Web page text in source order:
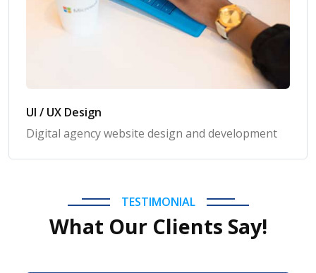
UI / UX Design
Digital agency website design and development
TESTIMONIAL
What Our Clients Say!